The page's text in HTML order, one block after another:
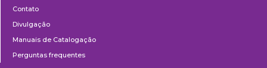
Contato
Divulgação
Manuais de Catalogação
Perguntas frequentes